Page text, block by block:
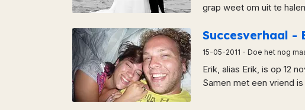
grap weet om uit te
Succesverhaal
15-05-2011 - Doe het nog
Erik, alias Erik, is op 12
Samen met een vriend